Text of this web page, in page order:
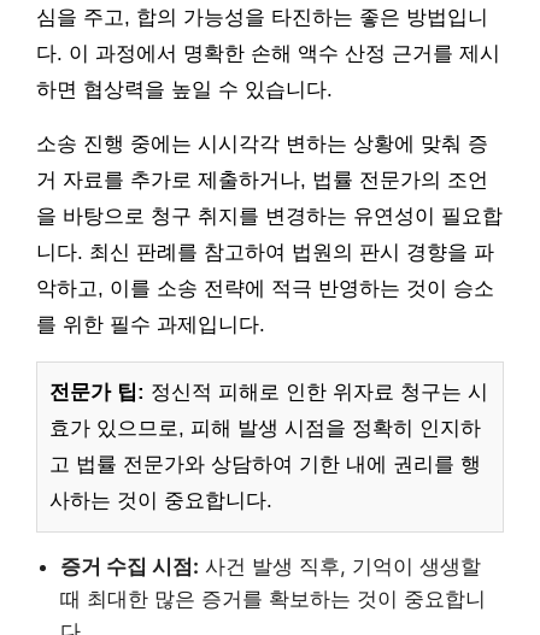
심을 주고, 합의 가능성을 타진하는 좋은 방법입니
다. 이 과정에서 명확한 손해 액수 산정 근거를 제시
하면 협상력을 높일 수 있습니다.
소송 진행 중에는 시시각각 변하는 상황에 맞춰 증
거 자료를 추가로 제출하거나, 법률 전문가의 조언
을 바탕으로 청구 취지를 변경하는 유연성이 필요합
니다. 최신 판례를 참고하여 법원의 판시 경향을 파
악하고, 이를 소송 전략에 적극 반영하는 것이 승소
를 위한 필수 과제입니다.
전문가 팁: 정신적 피해로 인한 위자료 청구는 시
효가 있으므로, 피해 발생 시점을 정확히 인지하
고 법률 전문가와 상담하여 기한 내에 권리를 행
사하는 것이 중요합니다.
증거 수집 시점: 사건 발생 직후, 기억이 생생할
때 최대한 많은 증거를 확보하는 것이 중요합니